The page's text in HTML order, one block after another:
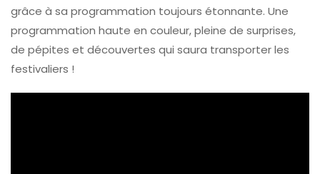
grâce à sa programmation toujours étonnante. Une
programmation haute en couleur, pleine de surprises,
de pépites et découvertes qui saura transporter les
festivaliers !